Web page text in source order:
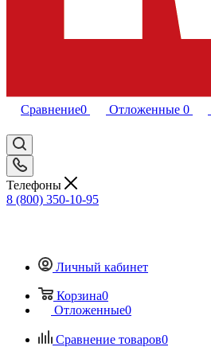
Сравнение0 Отложенные 0
Телефоны
8 (800) 350-10-95
Личный кабинет
Корзина0
Отложенные0
Сравнение товаров0